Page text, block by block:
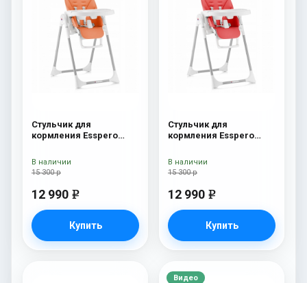
Стульчик для
кормления Esspero
15 300 р
12 990 e
Купить
В наличии
Стульчик для
кормления Esspero
15 300 р
12 990 e
Купить
В наличии
Видео